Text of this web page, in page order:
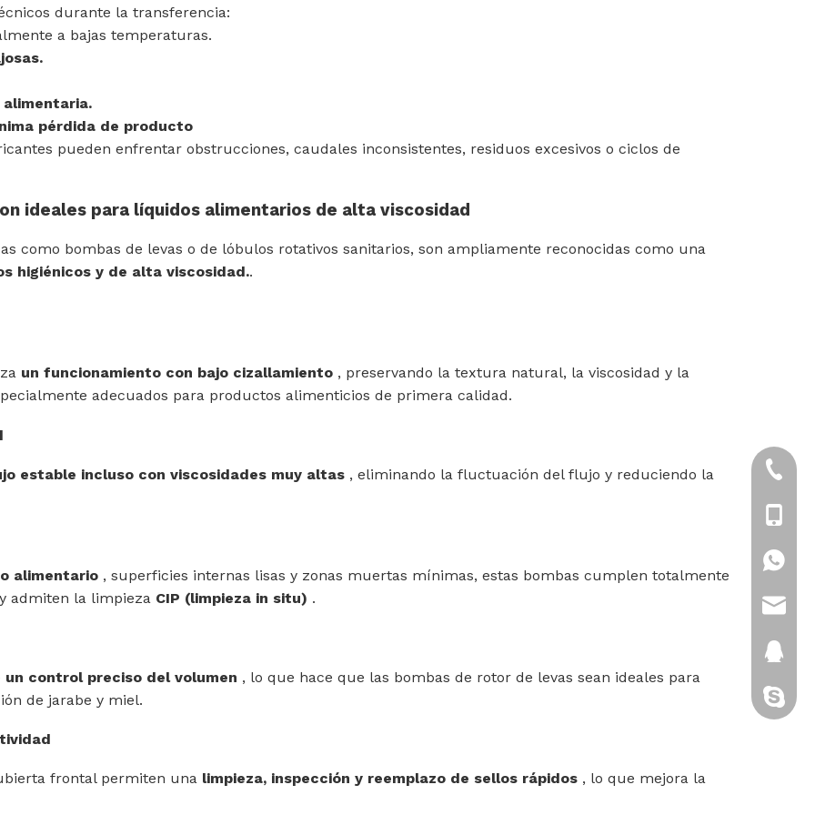
durante la transferencia:
a bajas temperaturas.
pérdida de producto
pueden enfrentar obstrucciones, caudales inconsistentes, residuos excesivos o ciclos de
ideales para líquidos alimentarios de alta viscosidad
como bombas de levas o de lóbulos rotativos sanitarios, son ampliamente reconocidas como una
higiénicos y de alta viscosidad..
un funcionamiento con bajo cizallamiento , preservando la textura natural, la viscosidad y la
adecuados para productos alimenticios de primera calidad.
estable incluso con viscosidades muy altas , eliminando la fluctuación del flujo y reduciendo la
alimentario , superficies internas lisas y zonas muertas mínimas, estas bombas cumplen totalmente
admiten la limpieza CIP (limpieza in situ) .
un control preciso del volumen , lo que hace que las bombas de rotor de levas sean ideales para
de jarabe y miel.
frontal permiten una limpieza, inspección y reemplazo de sellos rápidos , lo que mejora la
+86-
+86-
gatito-